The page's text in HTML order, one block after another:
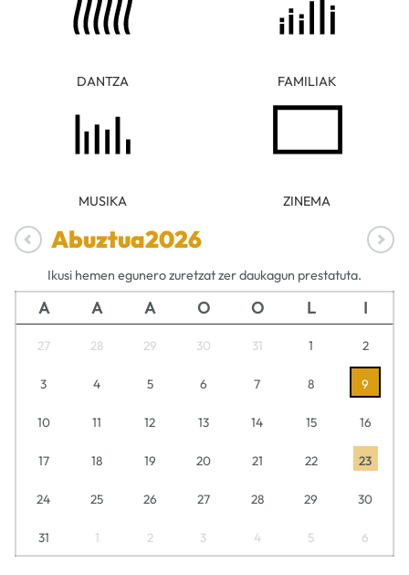
DANTZA FAMILIAK
MUSIKA ZINEMA
Abuztua2026
Ikusi hemen egunero zuretzat zer daukagun prestatuta.
A A A O O L I
27 28 29 30 31 1 2
3 4 5 6 7 8 9
10 11 12 13 14 15 16
17 18 19 20 21 22 23
24 25 26 27 28 29 30
31 1 2 3 4 5 6